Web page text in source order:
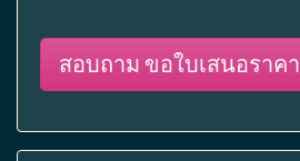
สอบถาม ขอใบเสนอราคา